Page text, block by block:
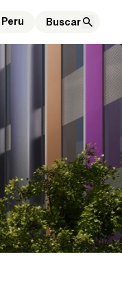
Peru